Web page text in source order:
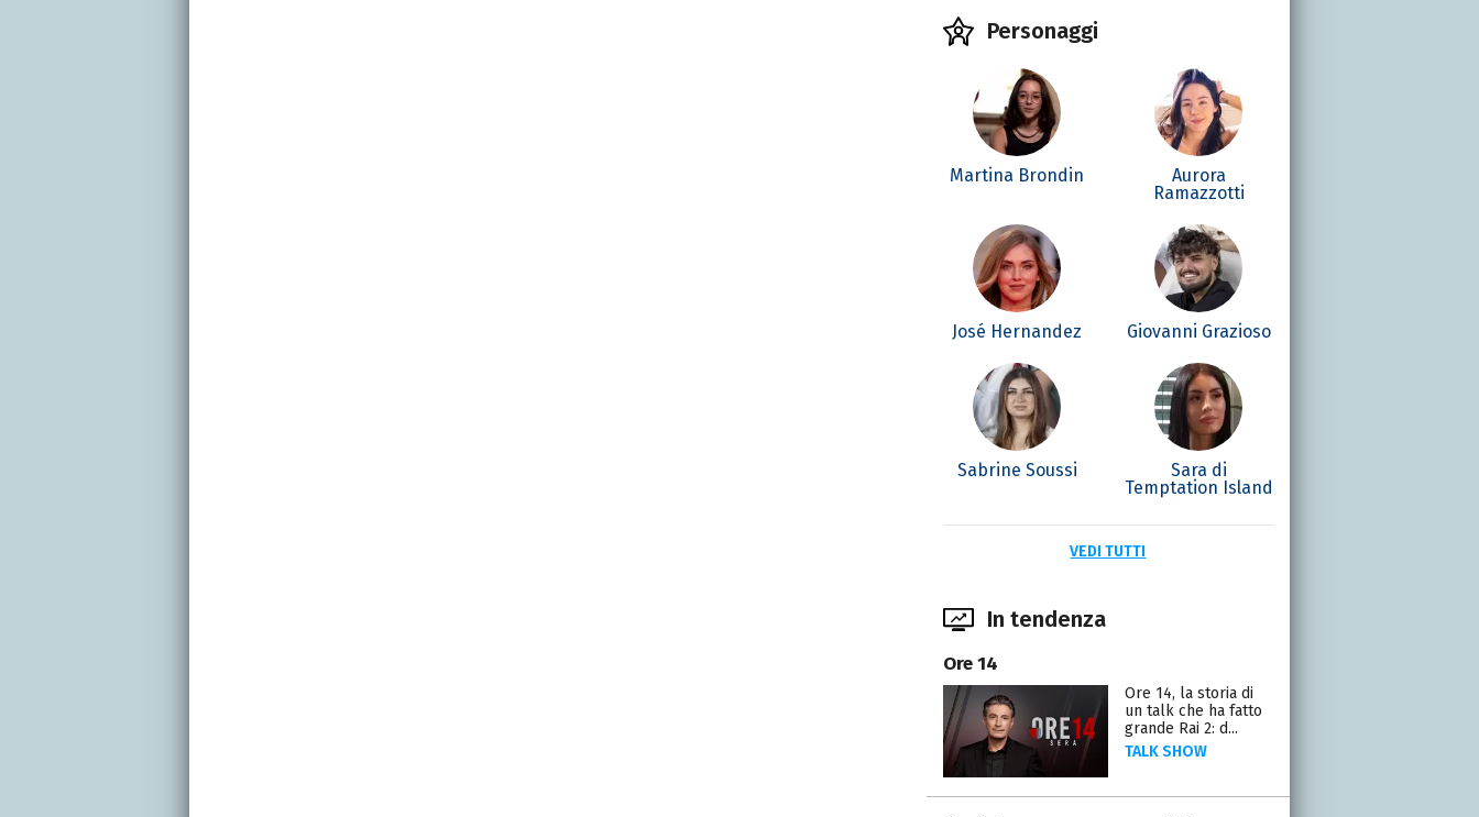
Personaggi
Martina Brondin
Aurora
Ramazzotti
José Hernandez Giovanni Grazioso
Sabrine Soussi
Sara di
Temptation Island
VEDI TUTTI
In tendenza
Ore 14
Ore 14, la storia di
un talk che ha fatto
grande Rai 2: d...
TALK SHOW